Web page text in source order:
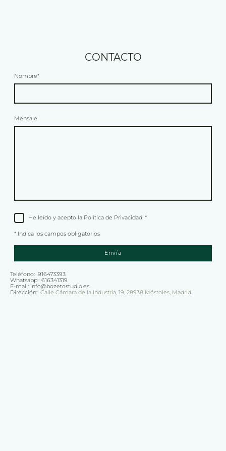
CONTACTO
Nombre*
Mensaje
He leído y acepto la Política de Privacidad. *
* Indica los campos obligatorios
Envía
Teléfono: 916473393
Whatsapp: 616341319
E-mail: info@bozetostudio.es
Dirección: Calle Cámara de la Industria, 19, 28938 Móstoles, Madrid